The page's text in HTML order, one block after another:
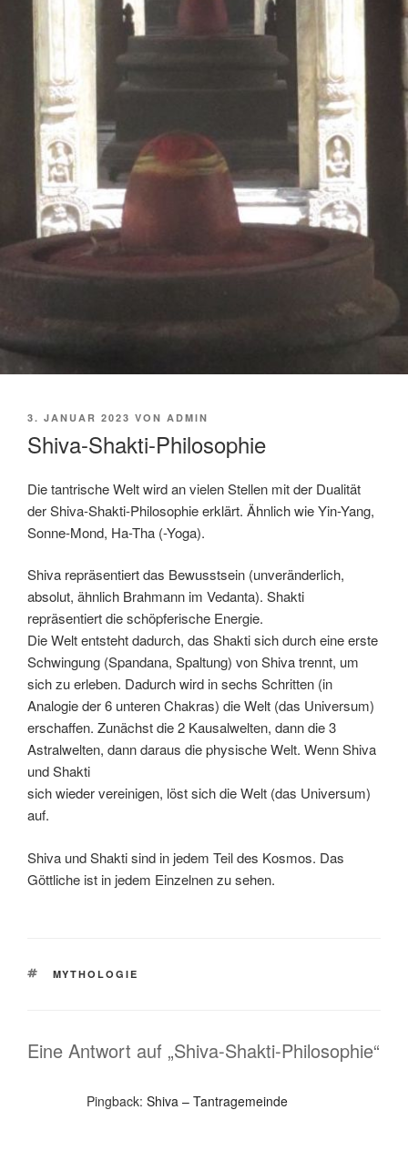
VERÖFFENTLICHT
3. JANUAR 2023 VON ADMIN
Shiva-Shakti-Philosophie
Die tantrische Welt wird an vielen Stellen mit der Dualität
der Shiva-Shakti-Philosophie erklärt. Ähnlich wie Yin-Yang,
Sonne-Mond, Ha-Tha (-Yoga).
Shiva repräsentiert das Bewusstsein (unveränderlich,
absolut, ähnlich Brahmann im Vedanta). Shakti
repräsentiert die schöpferische Energie.
DieWelt entstehtdadurch, das Shakti sich durcheine erste
Schwingung (Spandana, Spaltung) vonShiva trennt, um
sich zu erleben. Dadurch wird insechs Schritten (in
Analogie der 6 unteren Chakras) die Welt (das Universum)
erschaffen. Zunächst die2 Kausalwelten, dann die 3
Astralwelten, danndaraus die physische Welt. Wenn Shiva
und Shakti
sich wieder vereinigen, löst sich die Welt (das Universum)
auf.
Shiva und Shakti sind in jedem Teil des Kosmos. Das
Göttliche ist in jedem Einzelnen zu sehen.
SCHLAGWÖRTER
MYTHOLOGIE
Eine Antwort auf „Shiva-Shakti-Philosophie“
Pingback: Shiva – Tantragemeinde